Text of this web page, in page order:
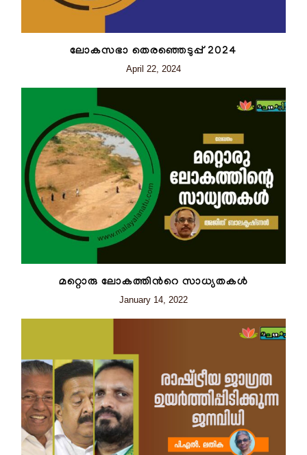
ലോകസഭാ തെരഞ്ഞെടുപ്പ് 2024
April 22, 2024
മറ്റൊരു ലോകത്തിന്‍റെ സാധ്യതകൾ
January 14, 2022